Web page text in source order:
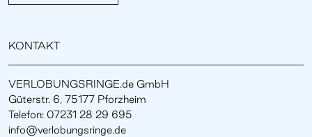
KONTAKT
VERLOBUNGSRINGE.de GmbH
Güterstr. 6, 75177 Pforzheim
Telefon: 07231 28 29 695
info@verlobungsringe.de